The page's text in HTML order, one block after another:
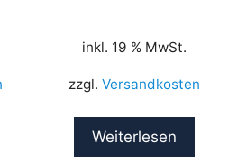
inkl. 19 % MwSt.
zzgl. Versandkosten
Weiterlesen